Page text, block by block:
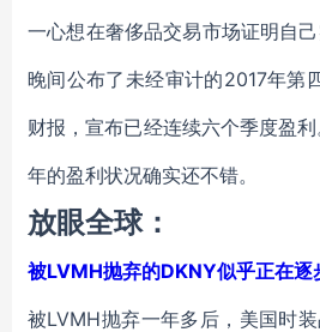
一心想在奢侈品交易市场证明自
晚间公布了未经审计的2017年第
财报，宣布已经连续六个季度盈
年的盈利状况确实还不错。
放眼全球：
被LVMH抛弃的DKNY似乎正在逐
被LVMH抛弃一年多后，美国时